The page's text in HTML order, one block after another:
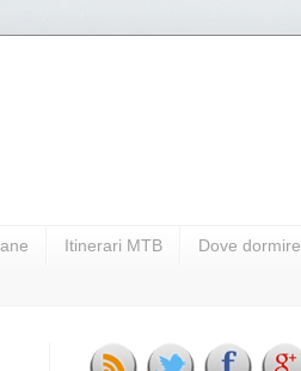
Itinerari MTB Dove dormire